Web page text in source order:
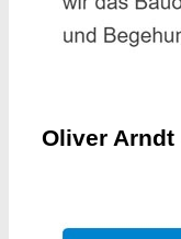
Oliver